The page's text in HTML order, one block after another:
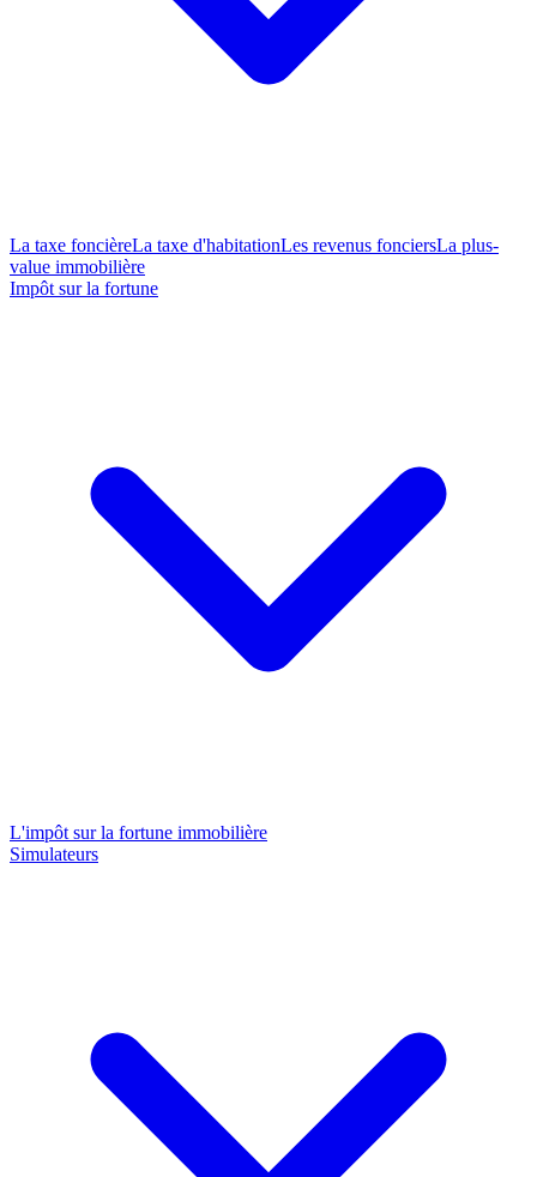
La taxe foncièreLa taxe d'habitationLes revenus fonciersLa plus-
value immobilière
Impôt sur la fortune
L'impôt sur la fortune immobilière
Simulateurs